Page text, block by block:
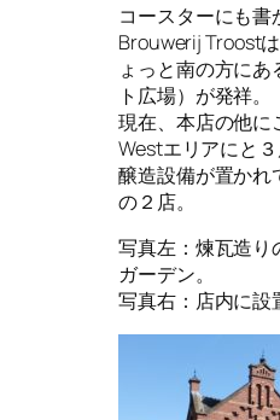
コースターにも
Brouwerij Troost
ょっと南の方に
ト広場）が発祥。
現在、本店の他
Westエリアにと３
醸造設備が置かれ
の２店。
写真左：煉瓦造り
ガーデン。
写真右：店内に設